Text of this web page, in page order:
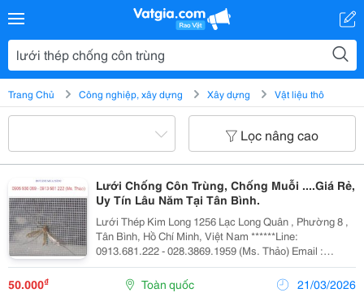
Trang Chủ Công nghiệp, xây dựng Xây dựng Vật liệu thô
Lọc nâng cao
Lưới Chống Côn Trùng, Chống Muỗi ....Giá Rẻ,
Uy Tín Lâu Năm Tại Tân Bình.
Lưới Thép Kim Long 1256 Lạc Long Quân , Phường 8 ,
Tân Bình, Hồ Chí Minh, Việt Nam ******Line:
0913.681.222 - 028.3869.1959 (Ms. Thảo) Email :
Luoithepkimlong@Gmail.com Lưới Thép Kim Long
Cung Cấp Lưới Thép Chống Côn Trùng Không Rỉ Là
50.000₫ Toàn quốc 21/03/2026